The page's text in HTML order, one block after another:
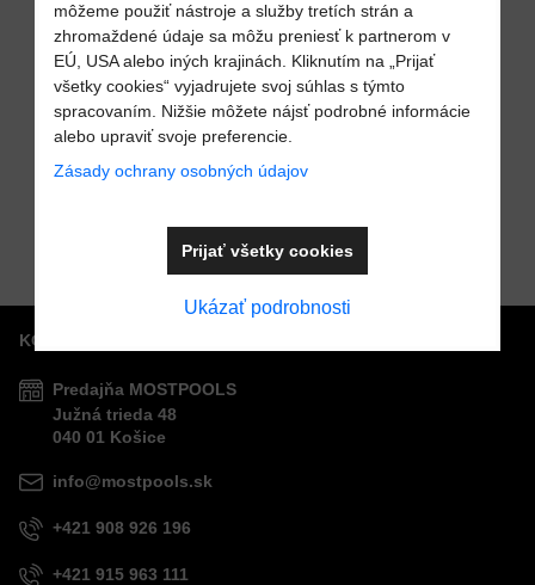
Keramický
infražiarič
38% Pridať k Obľúbeným
Keramický
infražiarič
(tmavosivý)
22% Pridať k
KONTAKTY
Predajňa MOSTPOOLS
Južná trieda 48
040 01 Košice
info@mostpools.sk
+421 908 926 196
+421 915 963 111
môžeme použiť nástroje a služby tretích strán a
zhromaždené údaje sa môžu preniesť k partnerom v
EÚ, USA alebo iných krajinách. Kliknutím na „Prijať
všetky cookies“ vyjadrujete svoj súhlas s týmto
spracovaním. Nižšie môžete nájsť podrobné informácie
alebo upraviť svoje preferencie.
Zásady ochrany osobných údajov
Ukázať podrobnosti
Prijať všetky cookies